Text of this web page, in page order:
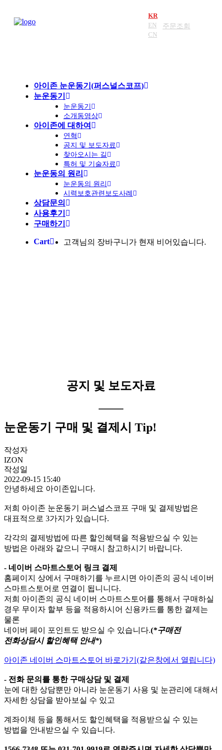
KR
EN
CN
주문조회
아이존 눈운동기(퍼스널스코프)
눈운동기
눈운동기
소개동영상
아이존에 대하여
연혁
공지 및 보도자료
찾아오시는 길
특허 및 기술자료
눈운동의 원리
눈운동의 원리
시력보호관련보도사례
상담문의
사용후기
구매하기
Cart 고객님의 장바구니가 현재 비어있습니다.
공지 및 보도자료
눈운동기 구매 및 결제시 Tip!
작성자
IZON
작성일
2022-09-15 15:40
안녕하세요 아이존입니다.
저희 아이존 눈운동기 퍼스널스코프 구매 및 결제방법은
대표적으로 3가지가 있습니다.
각각의 결제방법에 따른 할인혜택을 적용받으실 수 있는
방법은 아래와 같으니 구매시 참고하시기 바랍니다.
- 네이버 스마트스토어 링크 결제
홈페이지 상에서 구매하기를 누르시면 아이존의 공식 네이버
스마트스토어로 연결이 됩니니다.
저희 아이존의 공식 네이버 스마트스토어를 통해서 구매하실
경우 무이자 할부 등을 적용하시어 신용카드를 통한 결제는
물론
네이버 페이 포인트도 받으실 수 있습니다.(*구매전
전화상담시 할인혜택 안내*)
아이존 네이버 스마트스토어 바로가기(같은창에서 열립니다)
- 전화 문의를 통한 구매상담 및 결제
눈에 대한 상담뿐만 아니라 눈운동기 사용 및 눈관리에 대해서
자세한 상담을 받아보실 수 있고
계좌이체 등을 통해서도 할인혜택을 적용받으실 수 있는
방법을 안내받으실 수 있습니다.